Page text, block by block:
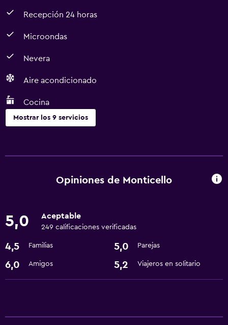
Recepción 24 horas
Microondas
Nevera
Aire acondicionado
Cocina
Mostrar los 9 servicios
Microondas
Servicios y facilidades
Centro de negocios
Recepción 24 horas
Opiniones de Monticello
5,0 Aceptable
249 calificaciones verificadas
4,5 Familias 5,0 Parejas
6,0 Amigos 5,2 Viajeros en solitario